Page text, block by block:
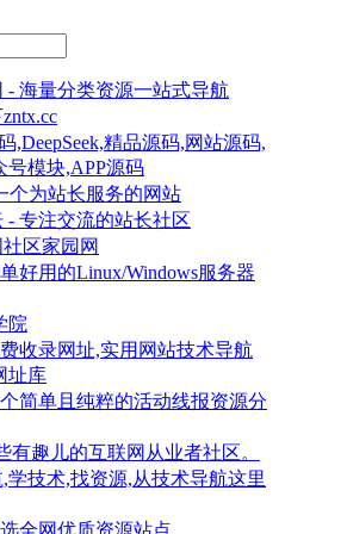
- 海量分类资源一站式导航
,DeepSeek,精品源码,网站源码,
号模块,APP源码
个为站长服务的网站
- 专注交流的站长社区
区家园网
好用的Linux/Windows服务器
院
收录网址,实用网站技术导航
址库
简单且纯粹的活动线报资源分
有趣儿的互联网从业者社区。
学技术,找资源,从技术导航这里
全网优质资源站点